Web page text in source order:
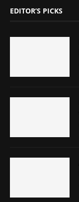
EDITOR’S PICKS